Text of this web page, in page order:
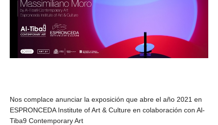
Nos complace anunciar la exposición que abre el año 2021 en
ESPRONCEDA Institute of Art & Culture en colaboración con Al-
Tiba9 Contemporary Art